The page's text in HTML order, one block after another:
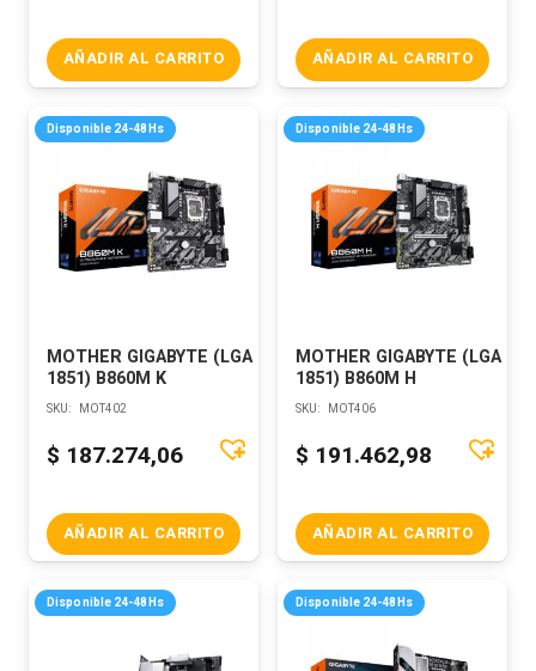
AÑADIR AL CARRITO AÑADIR AL CARRITO
Disponible 24-48Hs
MOTHER GIGABYTE (LGA
1851) B860M K
SKU: MOT402
$ 187.274,06
AÑADIR AL CARRITO
Disponible 24-48Hs
MOTHER GIGABYTE (LGA
1851) B860M H
SKU: MOT406
$ 191.462,98
AÑADIR AL CARRITO
Disponible 24-48Hs Disponible 24-48Hs